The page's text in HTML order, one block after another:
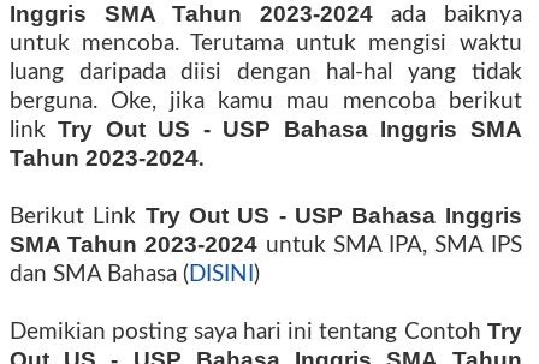
Inggris SMA Tahun 2023-2024 ada baiknya
untuk mencoba. Terutama untuk mengisi waktu
luang daripada diisi dengan hal-hal yang tidak
berguna. Oke, jika kamu mau mencoba berikut
linkTry Out US - USP Bahasa Inggris SMA
Tahun 2023-2024.
Berikut Link Try Out US - USP Bahasa Inggris
SMA Tahun 2023-2024 untuk SMA IPA, SMA IPS
dan SMA Bahasa ( DISINI )
Demikian posting saya hari ini tentang Contoh Try